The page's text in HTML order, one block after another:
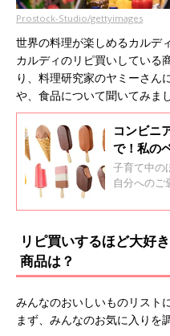
Prostock-Studio/gettyimages
世界の料理が楽しめるカルデ
カルディのリピ買いしている
り、料理研究家のヤミーさん
や、食品について聞いてみまし
コンビニ
で！私の
り寄せ生
子育て中の
自分へのご
せ生活研究
リピ買いするほど大好
商品は？
みんなのおいしいものリスト
まず、みんなのお気に入りを